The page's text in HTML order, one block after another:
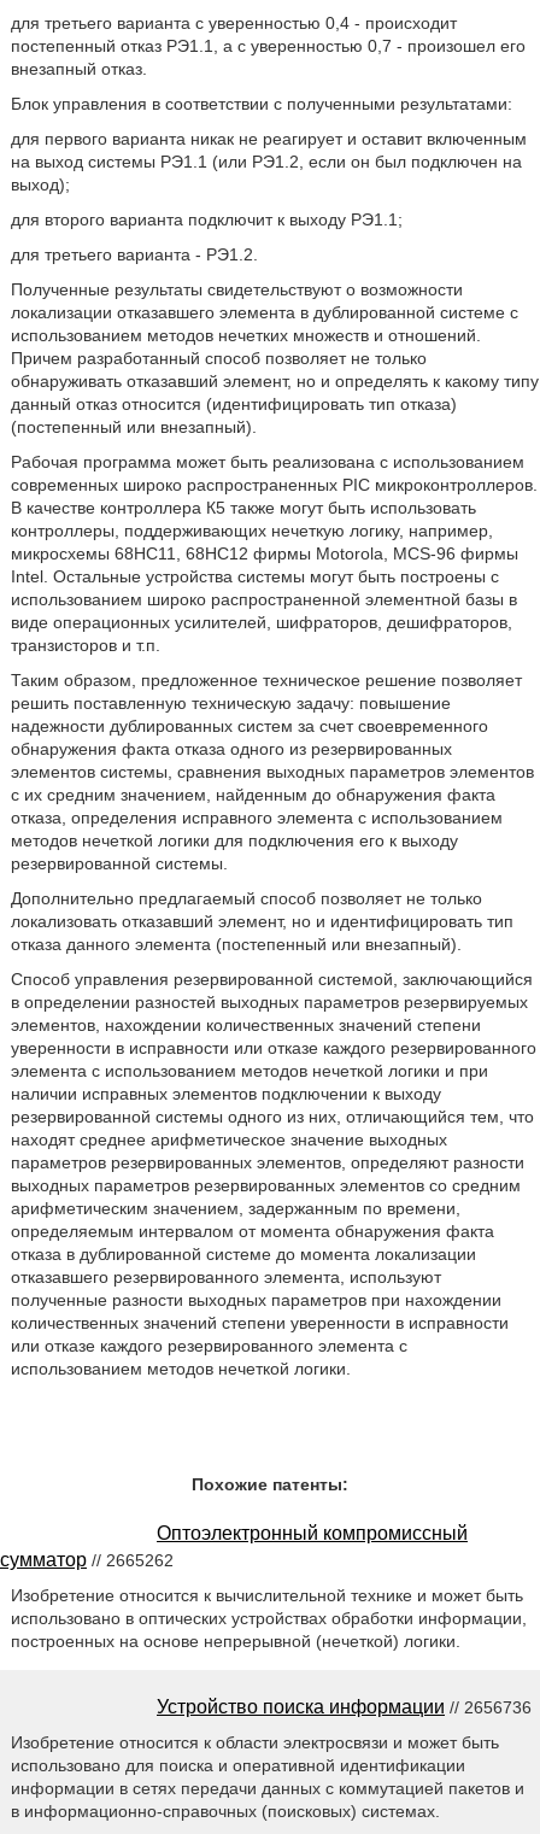
для третьего варианта с уверенностью 0,4 - происходит
постепенный отказ РЭ1.1, а с уверенностью 0,7 - произошел его
внезапный отказ.
Блок управления в соответствии с полученными результатами:
для первого варианта никак не реагирует и оставит включенным
на выход системы РЭ1.1 (или РЭ1.2, если он был подключен на
выход);
для второго варианта подключит к выходу РЭ1.1;
для третьего варианта - РЭ1.2.
Полученные результаты свидетельствуют о возможности
локализации отказавшего элемента в дублированной системе с
использованием методов нечетких множеств и отношений.
Причем разработанный способ позволяет не только
обнаруживать отказавший элемент, но и определять к какому типу
данный отказ относится (идентифицировать тип отказа)
(постепенный или внезапный).
Рабочая программа может быть реализована с использованием
современных широко распространенных PIC микроконтроллеров.
В качестве контроллера К5 также могут быть использовать
контроллеры, поддерживающих нечеткую логику, например,
микросхемы 68НС11, 68НС12 фирмы Motorola, MCS-96 фирмы
Intel. Остальные устройства системы могут быть построены с
использованием широко распространенной элементной базы в
виде операционных усилителей, шифраторов, дешифраторов,
транзисторов и т.п.
Таким образом, предложенное техническое решение позволяет
решить поставленную техническую задачу: повышение
надежности дублированных систем за счет своевременного
обнаружения факта отказа одного из резервированных
элементов системы, сравнения выходных параметров элементов
с их средним значением, найденным до обнаружения факта
отказа, определения исправного элемента с использованием
методов нечеткой логики для подключения его к выходу
резервированной системы.
Дополнительно предлагаемый способ позволяет не только
локализовать отказавший элемент, но и идентифицировать тип
отказа данного элемента (постепенный или внезапный).
Способ управления резервированной системой, заключающийся
в определении разностей выходных параметров резервируемых
элементов, нахождении количественных значений степени
уверенности в исправности или отказе каждого резервированного
элемента с использованием методов нечеткой логики и при
наличии исправных элементов подключении к выходу
резервированной системы одного из них, отличающийся тем, что
находят среднее арифметическое значение выходных
параметров резервированных элементов, определяют разности
выходных параметров резервированных элементов со средним
арифметическим значением, задержанным по времени,
определяемым интервалом от момента обнаружения факта
отказа в дублированной системе до момента локализации
отказавшего резервированного элемента, используют
полученные разности выходных параметров при нахождении
количественных значений степени уверенности в исправности
или отказе каждого резервированного элемента с
использованием методов нечеткой логики.
Похожие патенты:
Оптоэлектронный компромиссный
сумматор // 2665262
Изобретение относится к вычислительной технике и может быть
использовано в оптических устройствах обработки информации,
построенных на основе непрерывной (нечеткой) логики.
Устройство поиска информации // 2656736
Изобретение относится к области электросвязи и может быть
использовано для поиска и оперативной идентификации
информации в сетях передачи данных с коммутацией пакетов и
в информационно-справочных (поисковых) системах.